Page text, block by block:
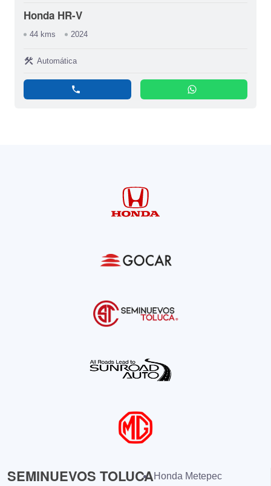
Honda HR-V
44 kms 2024
construction Automática
phone whatsapp
SEMINUEVOS TOLUCAHonda Metepec